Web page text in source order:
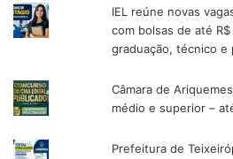
IEL reúne novas
com bolsas de até
graduação, técnico e
Câmara de
médio e superior –
Prefeitura de